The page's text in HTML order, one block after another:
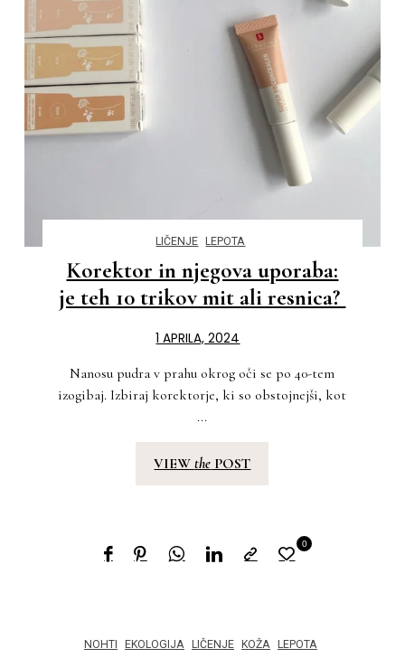
LIČENJE LEPOTA
Korektor in njegova uporaba:
je teh 10 trikov mit ali resnica?
1 APRILA, 2024
Nanosu pudra v prahu okrog oči se po 40-tem
izogibaj. Izbiraj korektorje, ki so obstojnejši, kot
...
VIEWthe POST
0
NOHTI EKOLOGIJA LIČENJE KOŽA LEPOTA